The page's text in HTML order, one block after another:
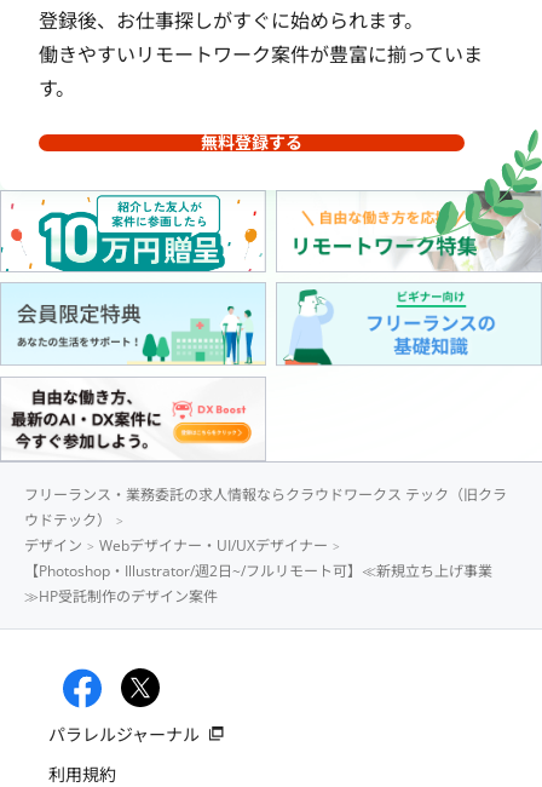
登録後、お仕事探しがすぐに始められます。
働きやすいリモートワーク案件が豊富に揃っていま
す。
無料登録する
フリーランス・業務委託の求人情報ならクラウドワークス テック（旧クラ
ウドテック）
デザイン
Webデザイナー・UI/UXデザイナー
【Photoshop・Illustrator/週2日~/フルリモート可】≪新規立ち上げ事業
≫HP受託制作のデザイン案件
パラレルジャーナル
利用規約